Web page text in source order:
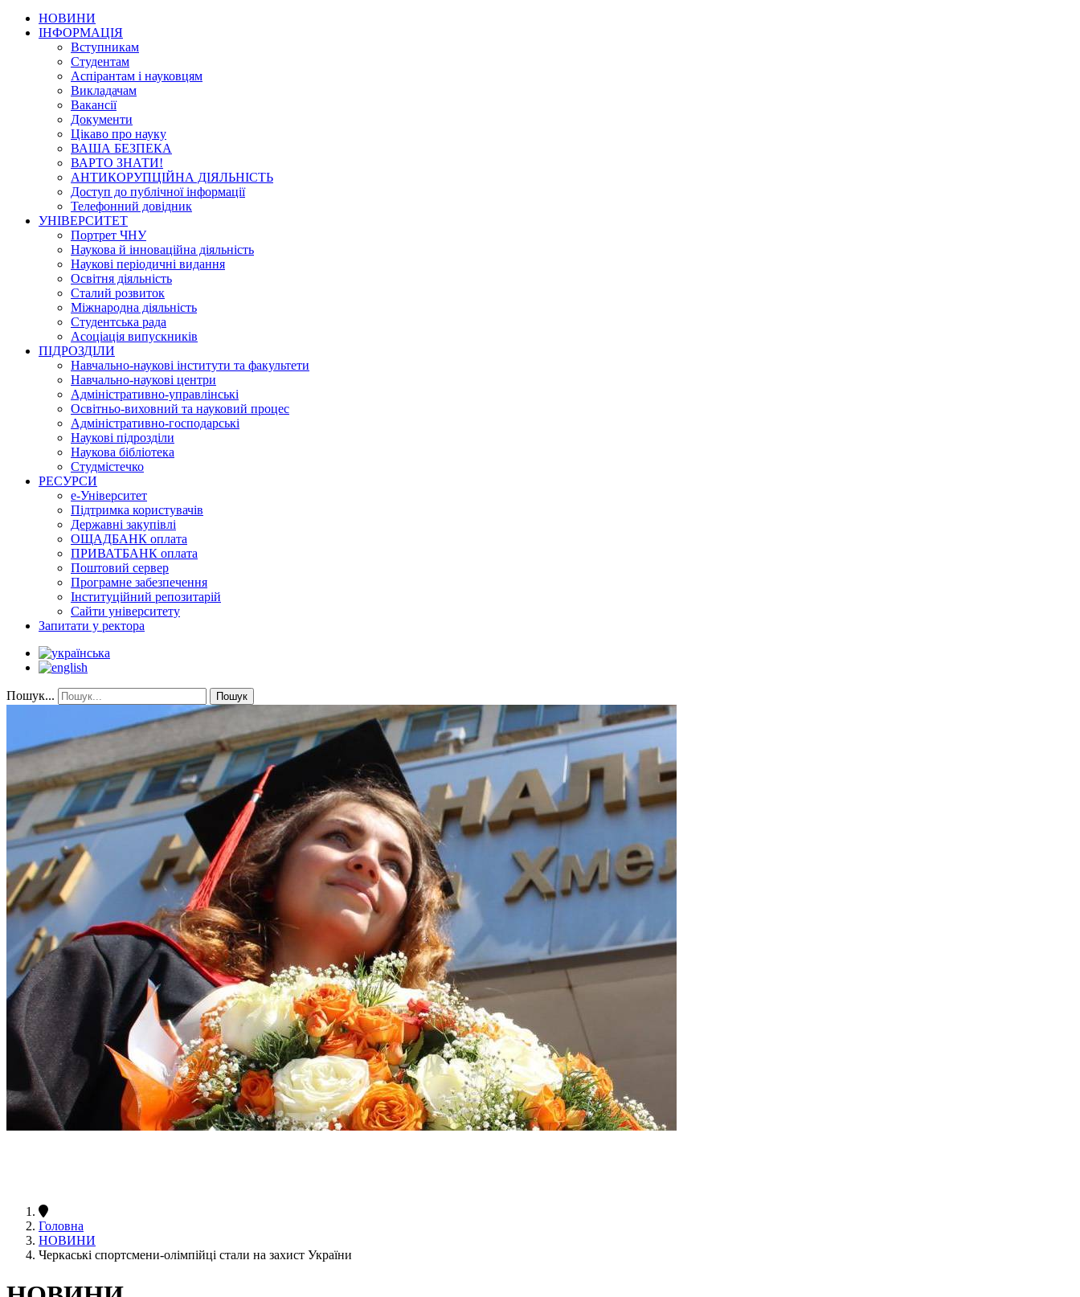
НОВИНИ
ІНФОРМАЦІЯ
Вступникам
Студентам
Аспірантам і науковцям
Викладачам
Вакансії
Документи
Цікаво про науку
ВАША БЕЗПЕКА
ВАРТО ЗНАТИ!
АНТИКОРУПЦІЙНА ДІЯЛЬНІСТЬ
Доступ до публічної інформації
Телефонний довідник
УНІВЕРСИТЕТ
Портрет ЧНУ
Наукова й інноваційна діяльність
Наукові періодичні видання
Освітня діяльність
Сталий розвиток
Міжнародна діяльність
Студентська рада
Асоціація випускників
ПІДРОЗДІЛИ
Навчально-наукові інститути та факультети
Навчально-наукові центри
Адміністративно-управлінські
Освітньо-виховний та науковий процес
Адміністративно-господарські
Наукові підрозділи
Наукова бібліотека
Студмістечко
РЕСУРСИ
е-Університет
Підтримка користувачів
Державні закупівлі
ОЩАДБАНК оплата
ПРИВАТБАНК оплата
Поштовий сервер
Програмне забезпечення
Інституційний репозитарій
Сайти університету
Запитати у ректора
Пошук... Пошук
Головна
НОВИНИ
Черкаські спортсмени-олімпійці стали на захист України